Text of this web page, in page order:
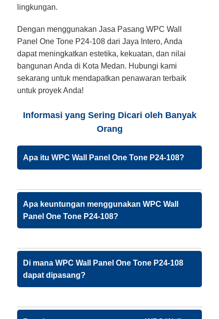
lingkungan.
Dengan menggunakan Jasa Pasang WPC Wall
Panel One Tone P24-108 dari Jaya Intero, Anda
dapat meningkatkan estetika, kekuatan, dan nilai
bangunan Anda di Kota Medan. Hubungi kami
sekarang untuk mendapatkan penawaran terbaik
untuk proyek Anda!
Informasi yang Sering Dicari oleh Banyak
Orang
Apa itu WPC Wall Panel One Tone P24-108?
Apa keuntungan menggunakan WPC Wall
Panel One Tone P24-108?
Di mana WPC Wall Panel One Tone P24-108
dapat dipasang?